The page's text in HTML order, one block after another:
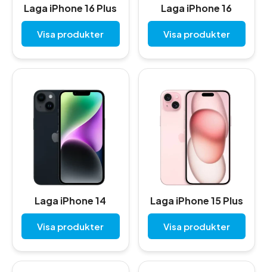
Laga iPhone 16 Plus
Visa produkter
Laga iPhone 16
Visa produkter
Laga iPhone 14
Visa produkter
Laga iPhone 15 Plus
Visa produkter